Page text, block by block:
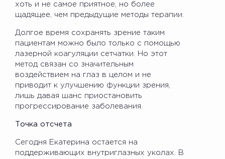
хоть и не самое приятное, но более
щадящее, чем предыдущие методы терапии.
Долгое время сохранять зрение таким
пациентам можно было только с помощью
лазерной коагуляции сетчатки. Но этот
метод связан со значительным
воздействием на глаз в целом и не
приводит к улучшению функции зрения,
лишь давая шанс приостановить
прогрессирование заболевания.
Точка отсчета
Сегодня Екатерина остается на
поддерживающих внутриглазных уколах. В